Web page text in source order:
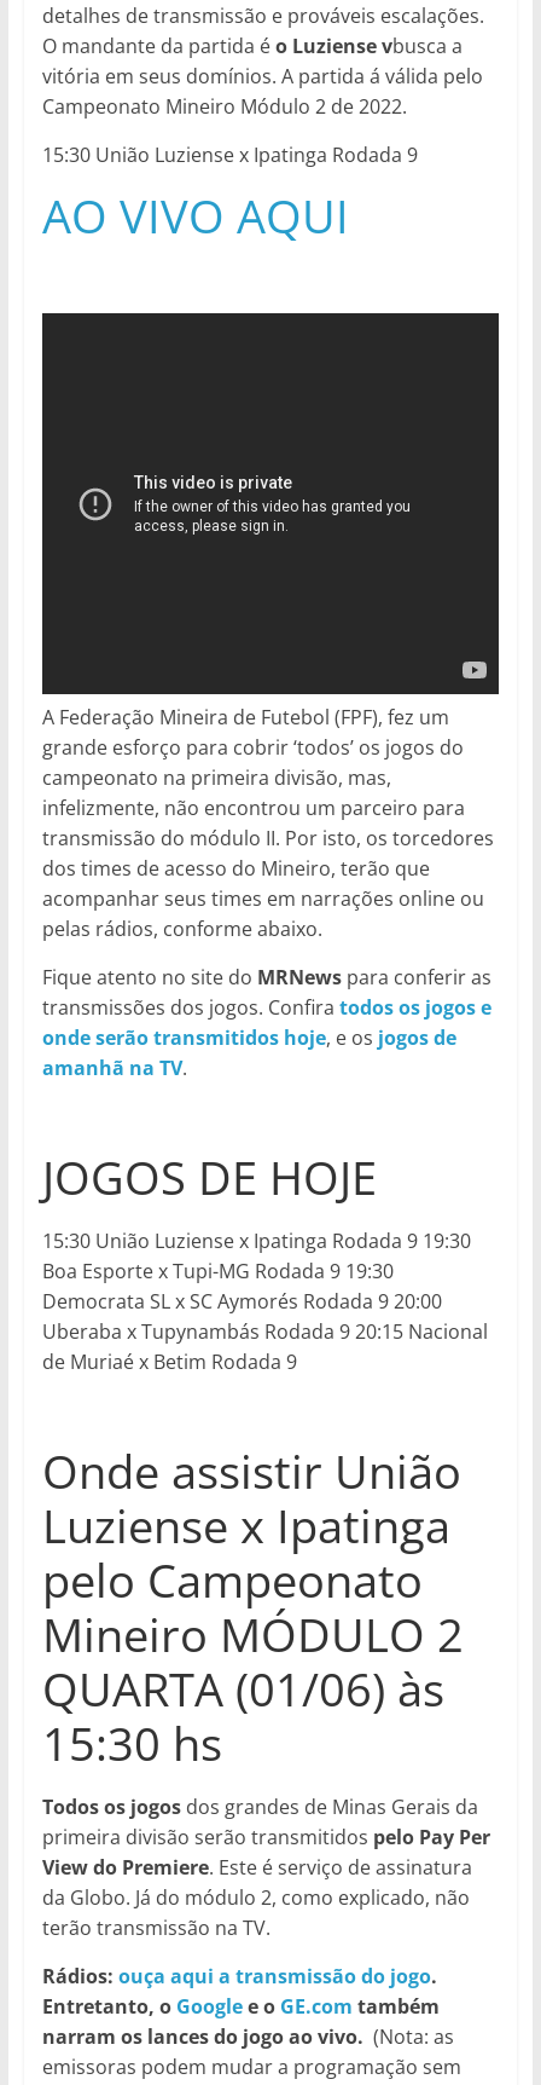
detalhes de transmissão e prováveis escalações.
O mandante da partida éo Luziense vbusca a
vitória em seus domínios. A partida á válida pelo
Campeonato Mineiro Módulo 2 de 2022.
15:30 União Luziense x Ipatinga Rodada 9
AO VIVO AQUI
A Federação Mineira de Futebol (FPF), fez um
grande esforço para cobrir ‘todos’ os jogos do
campeonato na primeira divisão, mas,
infelizmente, não encontrou um parceiro para
transmissão do módulo II. Por isto, os torcedores
dos times de acesso do Mineiro, terão que
acompanhar seus times em narrações online ou
pelas rádios, conforme abaixo.
Fique atento no site do MRNewspara conferir as
transmissões dos jogos. Confira todos os jogos e
onde serão transmitidos hoje, e os jogos de
amanhã na TV.
JOGOS DE HOJE
15:30 União Luziense x Ipatinga Rodada 9 19:30
Boa Esporte x Tupi-MG Rodada 9 19:30
Democrata SL x SC Aymorés Rodada 9 20:00
Uberaba x Tupynambás Rodada 9 20:15 Nacional
de Muriaé x Betim Rodada 9
Onde assistir União
Luziense x Ipatinga
pelo Campeonato
Mineiro MÓDULO 2
QUARTA (01/06) às
15:30 hs
Todos os jogosdos grandes de Minas Gerais da
primeira divisão serão transmitidos pelo Pay Per
View do Premiere. Este é serviço de assinatura
da Globo. Já do módulo 2, como explicado, não
terão transmissão na TV.
Rádios: ouça aqui a transmissão do jogo.
Entretanto, o Googlee o GE.com também
narram os lances do jogo ao vivo. (Nota: as
emissoras podem mudar a programação sem